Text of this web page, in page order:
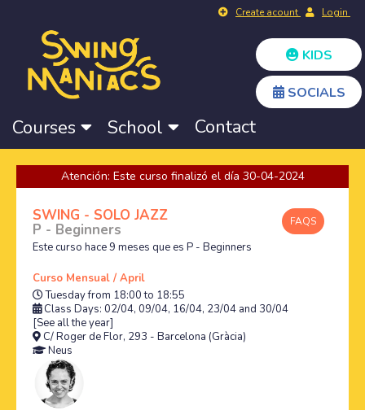
Create acount Login
KIDS
SOCIALS
Courses School Contact
Atención: Este curso finalizó el día 30-04-2024
FAQS
SWING - SOLO JAZZ
P - Beginners
Este curso hace 9 meses que es P - Beginners
Curso Mensual / April
Tuesday from 18:00 to 18:55
Class Days: 02/04, 09/04, 16/04, 23/04 and 30/04
[See all the year]
C/ Roger de Flor, 293 - Barcelona (Gràcia)
Neus